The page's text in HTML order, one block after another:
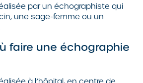
par un échographiste qui
une sage-femme ou un
faire une échographie